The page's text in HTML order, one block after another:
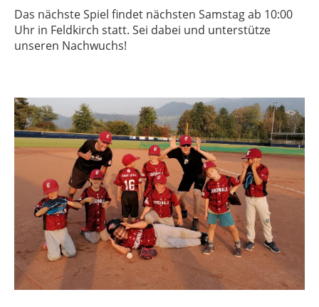
Das nächste Spiel findet nächsten Samstag ab 10:00
Uhr in Feldkirch statt. Sei dabei und unterstütze
unseren Nachwuchs!